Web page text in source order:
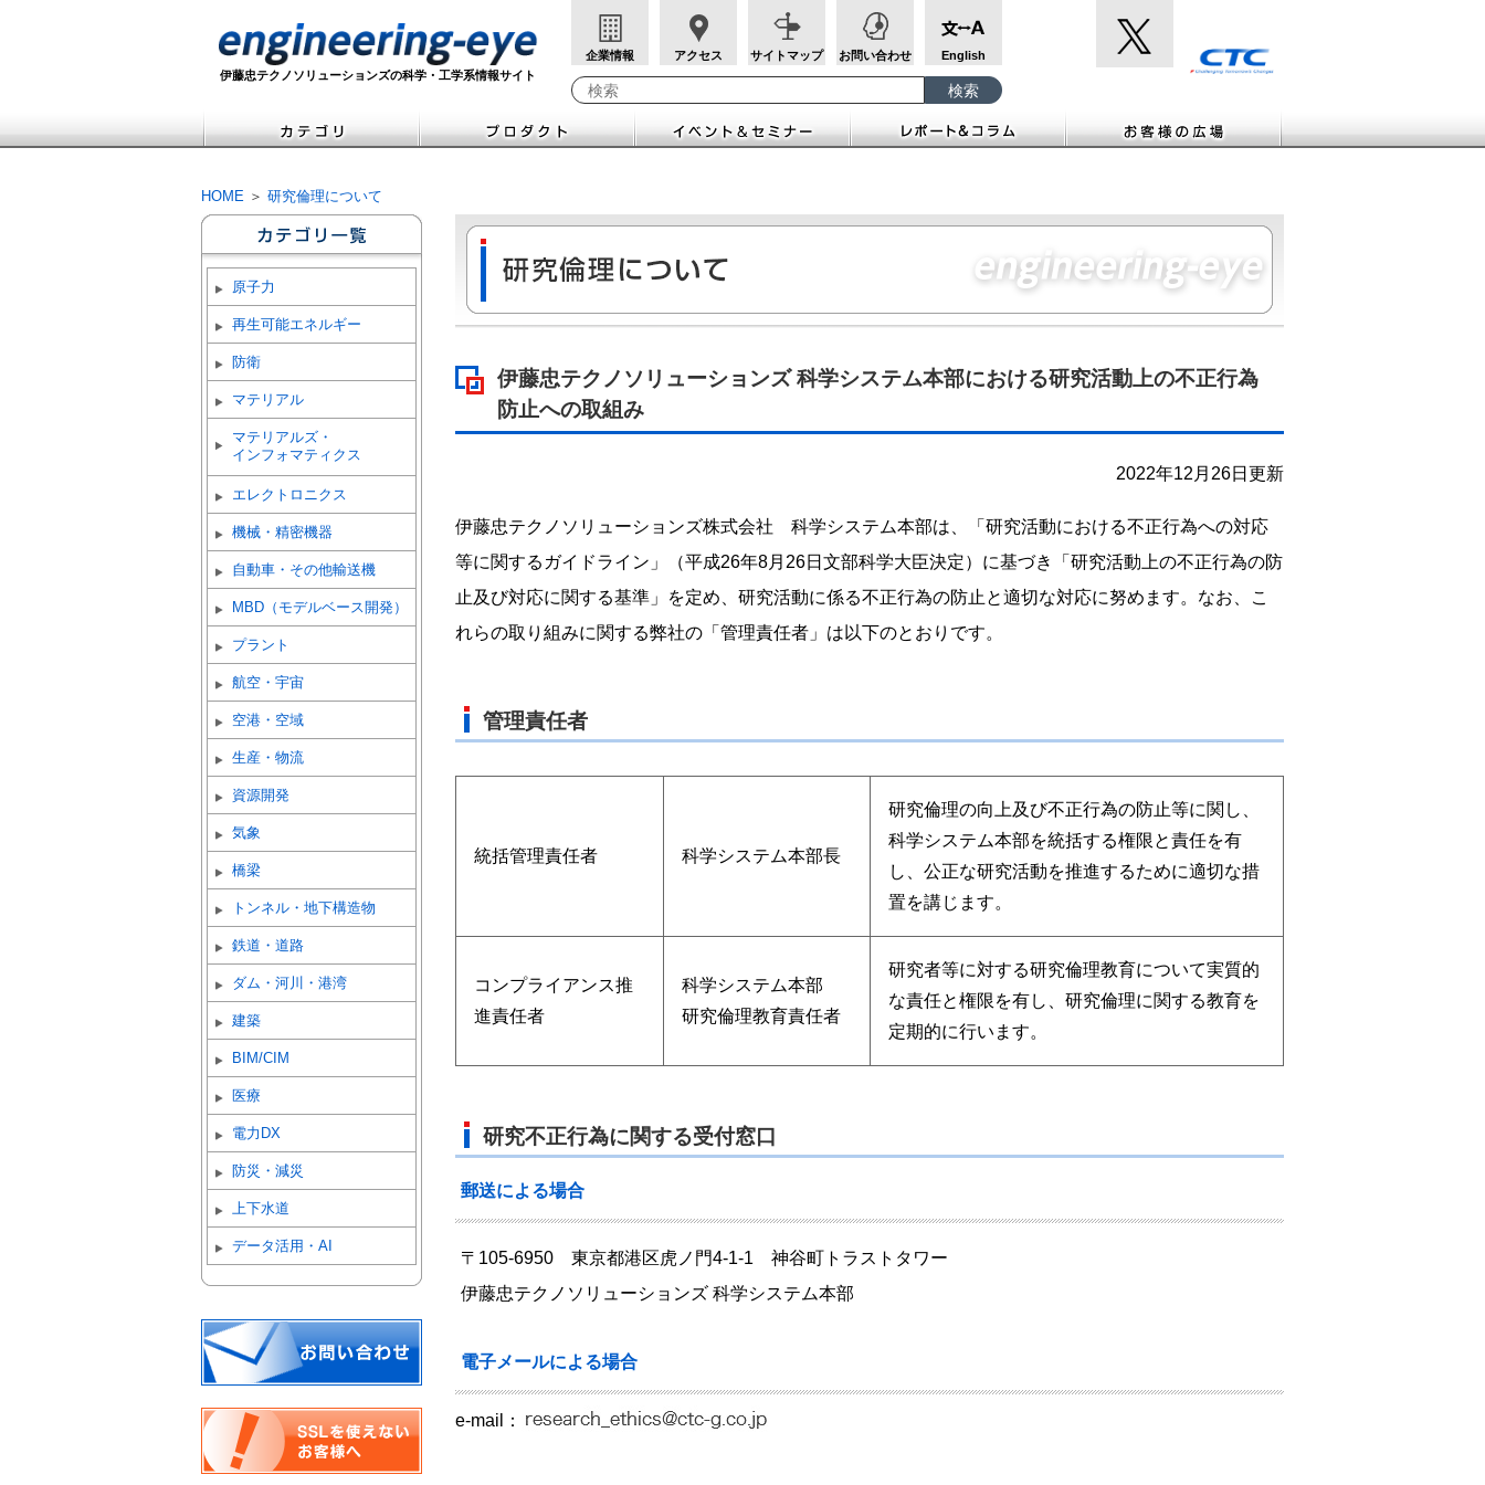
伊藤忠テクノソリューションズの科学・工学系情報サイト
企業情報 アクセス サイトマップ お問い合わせ English
検索キーワード入力 検索
HOME ＞ 研究倫理について
原子力
再生可能エネルギー
防衛
マテリアル
マテリアルズ・
インフォマティクス
エレクトロニクス
機械・精密機器
自動車・その他輸送機
MBD（モデルベース開発）
プラント
航空・宇宙
空港・空域
生産・物流
資源開発
気象
橋梁
トンネル・地下構造物
鉄道・道路
ダム・河川・港湾
建築
BIM/CIM
医療
電力DX
防災・減災
上下水道
データ活用・AI
伊藤忠テクノソリューションズ 科学システム本部における研究活動上の不正行為
防止への取組み
2022年12月26日更新
伊藤忠テクノソリューションズ株式会社 科学システム本部は、「研究活動における不正行為への対応
等に関するガイドライン」（平成26年8月26日文部科学大臣決定）に基づき「研究活動上の不正行為の防
止及び対応に関する基準」を定め、研究活動に係る不正行為の防止と適切な対応に努めます。なお、こ
れらの取り組みに関する弊社の「管理責任者」は以下のとおりです。
管理責任者
統括管理責任者 科学システム本部長
研究倫理の向上及び不正行為の防止等に関し、
科学システム本部を統括する権限と責任を有
し、公正な研究活動を推進するために適切な措
置を講じます。
コンプライアンス推
進責任者
科学システム本部
研究倫理教育責任者
研究者等に対する研究倫理教育について実質的
な責任と権限を有し、研究倫理に関する教育を
定期的に行います。
研究不正行為に関する受付窓口
郵送による場合
〒105-6950 東京都港区虎ノ門4-1-1 神谷町トラストタワー
伊藤忠テクノソリューションズ 科学システム本部
電子メールによる場合
e-mail：